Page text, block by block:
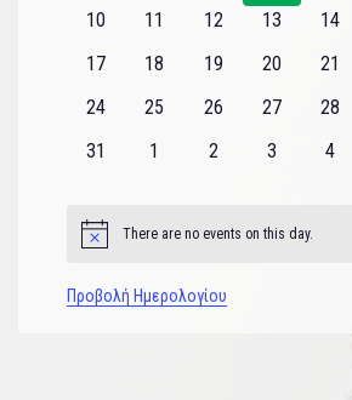
0
10
0
11
0
12
0
13
0
14
0
17
0
18
0
19
0
20
0
21
0
24
0
25
0
26
0
27
0
28
0
31
0
1
0
2
0
3
0
4
Notice There are no events on this day.
Προβολή Ημερολογίου